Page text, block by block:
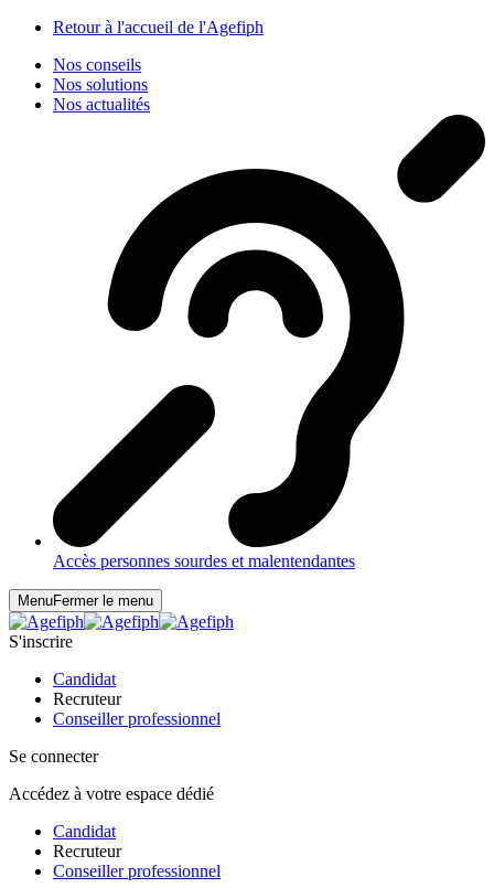
Retour à l'accueil de l'Agefiph
Nos conseils
Nos solutions
Nos actualités
Accès personnes sourdes et malentendantes
MenuFermer le menu
S'inscrire
Candidat
Recruteur
Conseiller professionnel
Se connecter
Accédez à votre espace dédié
Candidat
Recruteur
Conseiller professionnel